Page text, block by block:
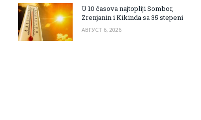
U 10 časova najtopliji Sombor,
Zrenjanin i Kikinda sa 35 stepeni
АВГУСТ 6, 2026